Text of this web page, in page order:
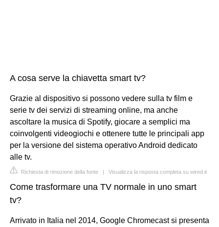
A cosa serve la chiavetta smart tv?
Grazie al dispositivo si possono vedere sulla tv film e
serie tv dei servizi di streaming online, ma anche
ascoltare la musica di Spotify, giocare a semplici ma
coinvolgenti videogiochi e ottenere tutte le principali app
per la versione del sistema operativo Android dedicato
alle tv.
Richiesta di rimozione della fonte | Visualizza la risposta completa su wired.it
Come trasformare una TV normale in uno smart
tv?
Arrivato in Italia nel 2014, Google Chromecast si presenta